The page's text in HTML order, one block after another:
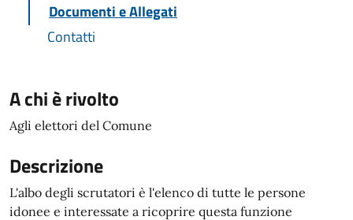
Documenti e Allegati
Contatti
A chi è rivolto
Agli elettori del Comune
Descrizione
L'albo degli scrutatori è l'elenco di tutte le persone
idonee e interessate a ricoprire questa funzione